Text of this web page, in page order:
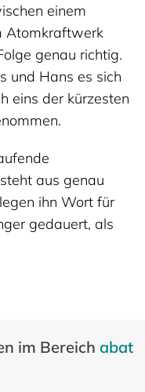
einem
Atomkraftwerk
genau richtig.
und Hans es sich
eins der kürzesten
aus genau
ihn Wort für
gedauert, als
im Bereich abat